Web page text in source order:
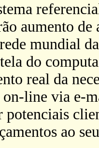
aumento de
mundial
do
real da
line via e-
ao